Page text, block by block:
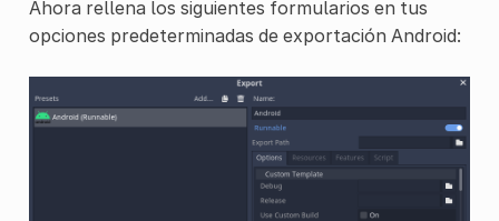
Ahora rellena los siguientes formularios en tus
opciones predeterminadas de exportación Android: